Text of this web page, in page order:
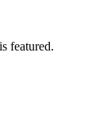
featured.